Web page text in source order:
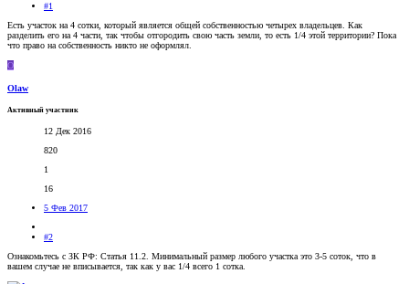
#1
Есть участок на 4 сотки, который является общей собственностью четырех владельцев. Как
разделить его на 4 части, так чтобы отгородить свою часть земли, то есть 1/4 этой территории? Пока
что право на собственность никто не оформлял.
O
Olaw
Активный участник
12 Дек 2016
820
1
16
5 Фев 2017
#2
Ознакомьтесь с ЗК РФ: Статья 11.2. Минимальный размер любого участка это 3-5 соток, что в
вашем случае не вписывается, так как у вас 1/4 всего 1 сотка.